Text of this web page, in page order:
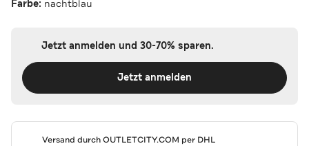
Farbe: nachtblau
Jetzt anmelden und 30-70% sparen.
Jetzt anmelden
Versand durchOUTLETCITY.COM per DHL